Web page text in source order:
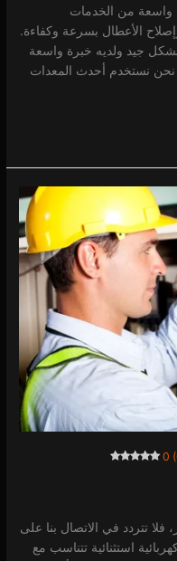
مجموعة واسعة من الخدمات
الأعطال بسرعة وكفاءة.
جيد ولديه خبرة واسعة
نحن نستخدم أحدث المعدات
0
تتردد في الاتصال بنا على
كهربائية استثنائية تتناسب مع